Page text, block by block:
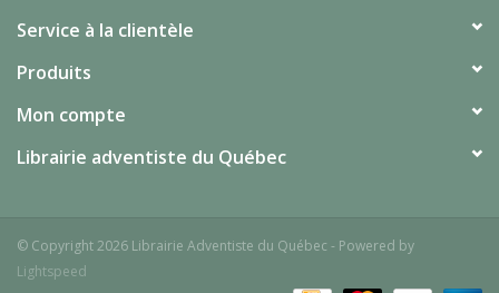
Service à la clientèle
Produits
Mon compte
Librairie adventiste du Québec
© Copyright 2026 Librairie Adventiste du Québec - Powered by
Lightspeed